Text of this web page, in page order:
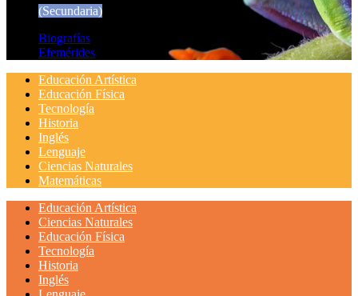
(Secundaria)
Biografías
Efemérides
Educación Artística
Educación Física
Tecnología
Historia
Inglés
Lenguaje
Ciencias Naturales
Matemáticas
Educación Artística
Ciencias Naturales
Educación Física
Tecnología
Historia
Inglés